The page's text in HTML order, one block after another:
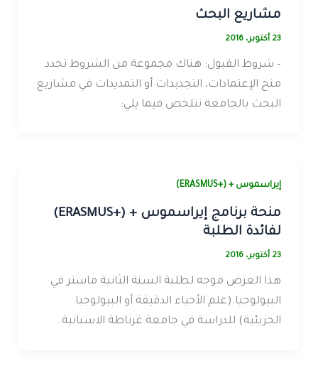
مشاريع البحث
23 أكتوبر، 2016
– شروط القبول: هناك مجموعة من الشروط تحدد
منح الإعتمادات، التجدبدات أو التمديدات في مشاريع
البحث بالجامعة تتلخص فيما يلي:
إيراسموس + (+ERASMUS)
منحة برنامج إيراسموس + (+ERASMUS)
لفائدة الطلبة
23 أكتوبر، 2016
هذا العرض موجه لطلبة السنة الثانية ماستر في
البيولوجيا (علم الأحياء الدقيقة أو البيولوجيا
الجزيئية) للدراسة في جامعة غرناطة الاسبانية.